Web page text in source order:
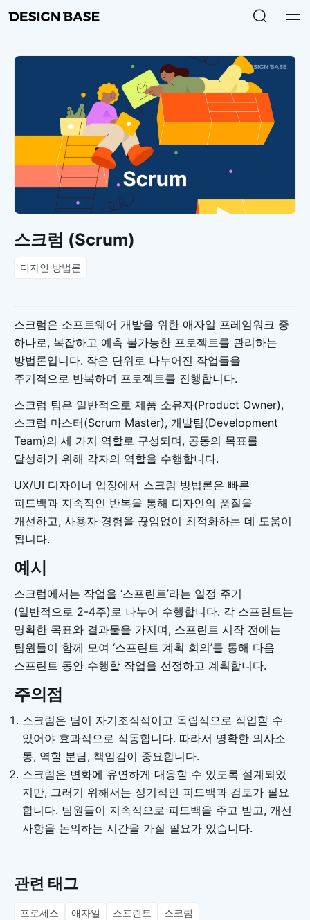
스크럼 (Scrum)
디자인 방법론
스크럼은 소프트웨어 개발을 위한 애자일 프레임워크 중
하나로, 복잡하고 예측 불가능한 프로젝트를 관리하는
방법론입니다. 작은 단위로 나누어진 작업들을
주기적으로 반복하며 프로젝트를 진행합니다.
스크럼 팀은 일반적으로 제품 소유자(Product Owner),
스크럼 마스터(Scrum Master), 개발팀(Development
Team)의 세 가지 역할로 구성되며, 공동의 목표를
달성하기 위해 각자의 역할을 수행합니다.
UX/UI 디자이너 입장에서 스크럼 방법론은 빠른
피드백과 지속적인 반복을 통해 디자인의 품질을
개선하고, 사용자 경험을 끊임없이 최적화하는 데 도움이
됩니다.
예시
스크럼에서는 작업을 ‘스프린트’라는 일정 주기
(일반적으로 2-4주)로 나누어 수행합니다. 각 스프린트는
명확한 목표와 결과물을 가지며, 스프린트 시작 전에는
팀원들이 함께 모여 ‘스프린트 계획 회의’를 통해 다음
스프린트 동안 수행할 작업을 선정하고 계획합니다.
주의점
스크럼은 팀이 자기조직적이고 독립적으로 작업할 수
있어야 효과적으로 작동합니다. 따라서 명확한 의사소
통, 역할 분담, 책임감이 중요합니다.
스크럼은 변화에 유연하게 대응할 수 있도록 설계되었
지만, 그러기 위해서는 정기적인 피드백과 검토가 필요
합니다. 팀원들이 지속적으로 피드백을 주고 받고, 개선
사항을 논의하는 시간을 가질 필요가 있습니다.
관련 태그
프로세스 애자일 스프린트 스크럼